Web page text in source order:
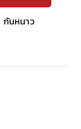
กันหนาว